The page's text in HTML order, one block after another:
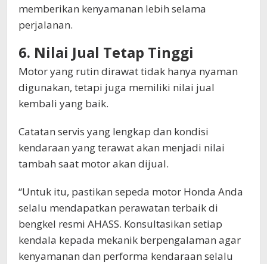
memberikan kenyamanan lebih selama
perjalanan.
6. Nilai Jual Tetap Tinggi
Motor yang rutin dirawat tidak hanya nyaman
digunakan, tetapi juga memiliki nilai jual
kembali yang baik.
Catatan servis yang lengkap dan kondisi
kendaraan yang terawat akan menjadi nilai
tambah saat motor akan dijual.
“Untuk itu, pastikan sepeda motor Honda Anda
selalu mendapatkan perawatan terbaik di
bengkel resmi AHASS. Konsultasikan setiap
kendala kepada mekanik berpengalaman agar
kenyamanan dan performa kendaraan selalu